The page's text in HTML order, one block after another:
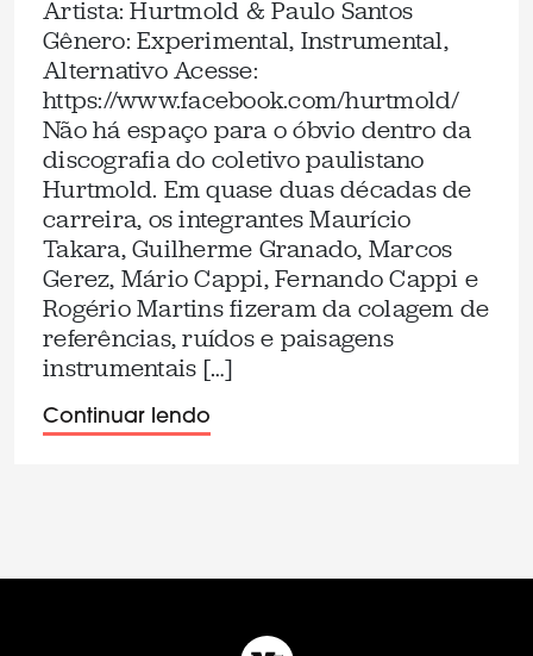
Artista: Hurtmold & Paulo Santos
Gênero: Experimental, Instrumental,
Alternativo Acesse:
https://www.facebook.com/hurtmold/
Não há espaço para o óbvio dentro da
discografia do coletivo paulistano
Hurtmold. Em quase duas décadas de
carreira, os integrantes Maurício
Takara, Guilherme Granado, Marcos
Gerez, Mário Cappi, Fernando Cappi e
Rogério Martins fizeram da colagem de
referências, ruídos e paisagens
instrumentais […]
Continuar lendo